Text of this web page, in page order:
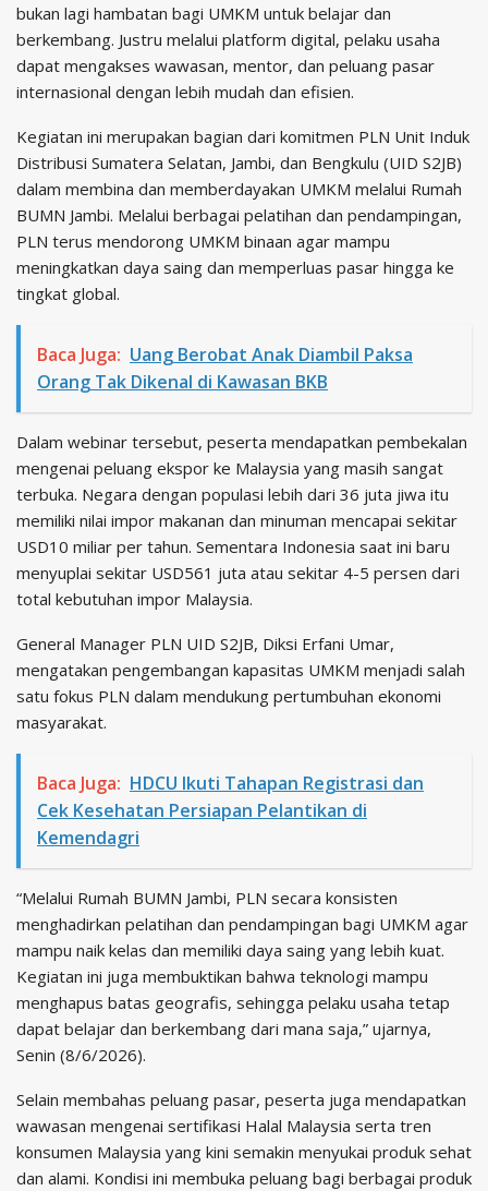
bukan lagi hambatan bagi UMKM untuk belajar dan
berkembang. Justru melalui platform digital, pelaku usaha
dapat mengakses wawasan, mentor, dan peluang pasar
internasional dengan lebih mudah dan efisien.
Kegiatan ini merupakan bagian dari komitmen PLN Unit Induk
Distribusi Sumatera Selatan, Jambi, dan Bengkulu (UID S2JB)
dalam membina dan memberdayakan UMKM melalui Rumah
BUMN Jambi. Melalui berbagai pelatihan dan pendampingan,
PLN terus mendorong UMKM binaan agar mampu
meningkatkan daya saing dan memperluas pasar hingga ke
tingkat global.
Baca Juga: Uang Berobat Anak Diambil Paksa
Orang Tak Dikenal di Kawasan BKB
Dalam webinar tersebut, peserta mendapatkan pembekalan
mengenai peluang ekspor ke Malaysia yang masih sangat
terbuka. Negara dengan populasi lebih dari 36 juta jiwa itu
memiliki nilai impor makanan dan minuman mencapai sekitar
USD10 miliar per tahun. Sementara Indonesia saat ini baru
menyuplai sekitar USD561 juta atau sekitar 4-5 persen dari
total kebutuhan impor Malaysia.
General Manager PLN UID S2JB, Diksi Erfani Umar,
mengatakan pengembangan kapasitas UMKM menjadi salah
satu fokus PLN dalam mendukung pertumbuhan ekonomi
masyarakat.
Baca Juga: HDCU Ikuti Tahapan Registrasi dan
Cek Kesehatan Persiapan Pelantikan di
Kemendagri
“Melalui Rumah BUMN Jambi, PLN secara konsisten
menghadirkan pelatihan dan pendampingan bagi UMKM agar
mampu naik kelas dan memiliki daya saing yang lebih kuat.
Kegiatan ini juga membuktikan bahwa teknologi mampu
menghapus batas geografis, sehingga pelaku usaha tetap
dapat belajar dan berkembang dari mana saja,” ujarnya,
Senin (8/6/2026).
Selain membahas peluang pasar, peserta juga mendapatkan
wawasan mengenai sertifikasi Halal Malaysia serta tren
konsumen Malaysia yang kini semakin menyukai produk sehat
dan alami. Kondisi ini membuka peluang bagi berbagai produk